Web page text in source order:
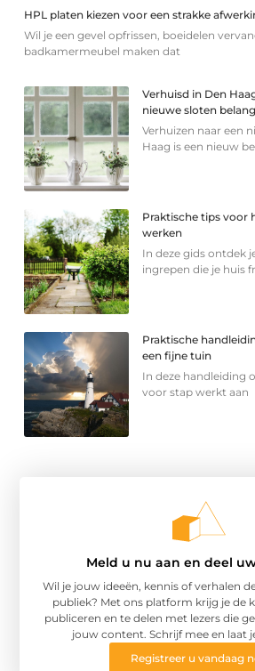
HPL platen kiezen voor een strakke
Wil je een gevel opfrissen, boeidelen
badkamermeubel maken dat
Verhuisd in Den
nieuwe sloten
Verhuizen naar een
Haag is een nieuw
Praktische tips voor
werken
In deze gids ontdek
ingrepen die je huis
Praktische
een fijne tuin
In deze handleiding
voor stap werkt aan
Meld u nu aan en deel
Wil je jouw ideeën, kennis of verhalen
publiek? Met ons platform krijg je de
publiceren en te delen met lezers die
jouw content. Schrijf mee en laat
Registreer u vandaag